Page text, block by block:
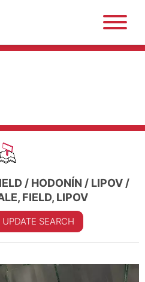
/ HODONÍN / LIPOV /
FIELD, LIPOV
UPDATE SEARCH